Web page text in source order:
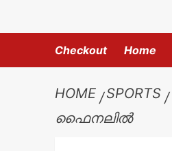
Checkout Home
HOME SPORTS
ഫൈനലിൽ